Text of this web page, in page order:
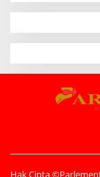
Hak Cipta